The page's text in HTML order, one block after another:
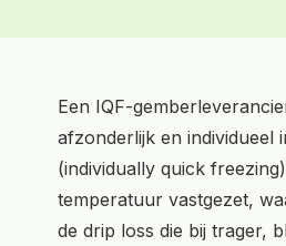
Een IQF-
afzonderlijk en individueel
(individually quick
temperatuur vastgezet,
de drip loss die bij trager,